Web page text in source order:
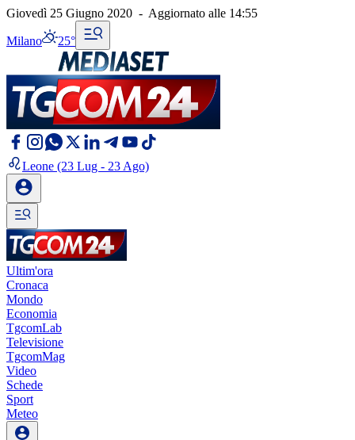
Giovedì 25 Giugno 2020 - Aggiornato alle 14:55
Milano 25°
Leone (23 Lug - 23 Ago)
Ultim'ora
Cronaca
Mondo
Economia
TgcomLab
Televisione
TgcomMag
Video
Schede
Sport
Meteo